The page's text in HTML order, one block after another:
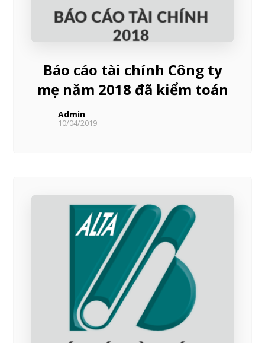
Báo cáo tài chính Công ty
mẹ năm 2018 đã kiểm toán
Admin
10/04/2019